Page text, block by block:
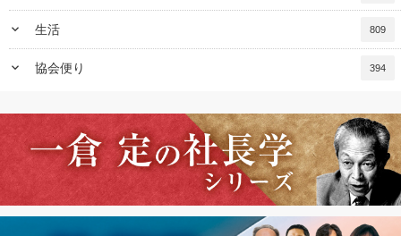
keyboard_arrow_down 生活 809
keyboard_arrow_down 協会便り 394